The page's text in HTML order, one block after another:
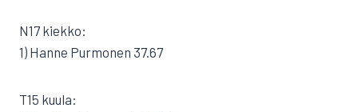
N17 kiekko:
1) Hanne Purmonen 37.67
T15 kuula: